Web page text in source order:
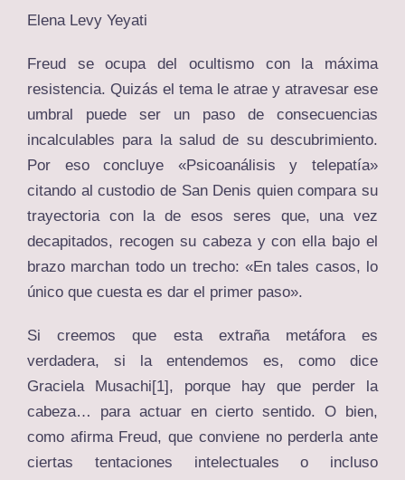
Elena Levy Yeyati
Freud se ocupa del ocultismo con la máxima
resistencia. Quizás el tema le atrae y atravesar ese
umbral puede ser un paso de consecuencias
incalculables para la salud de su descubrimiento.
Por eso concluye «Psicoanálisis y telepatía»
citando al custodio de San Denis quien compara su
trayectoria con la de esos seres que, una vez
decapitados, recogen su cabeza y con ella bajo el
brazo marchan todo un trecho: «En tales casos, lo
único que cuesta es dar el primer paso».
Si creemos que esta extraña metáfora es
verdadera, si la entendemos es, como dice
Graciela Musachi[1], porque hay que perder la
cabeza… para actuar en cierto sentido. O bien,
como afirma Freud, que conviene no perderla ante
ciertas tentaciones intelectuales o incluso